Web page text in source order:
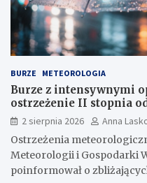
BURZE METEOROLOGIA
Burze z intensywnymi
ostrzeżenie II stopnia
2 sierpnia 2026
Anna
Ostrzeżenia
Meteorologii i Gospodarki
poinformował o